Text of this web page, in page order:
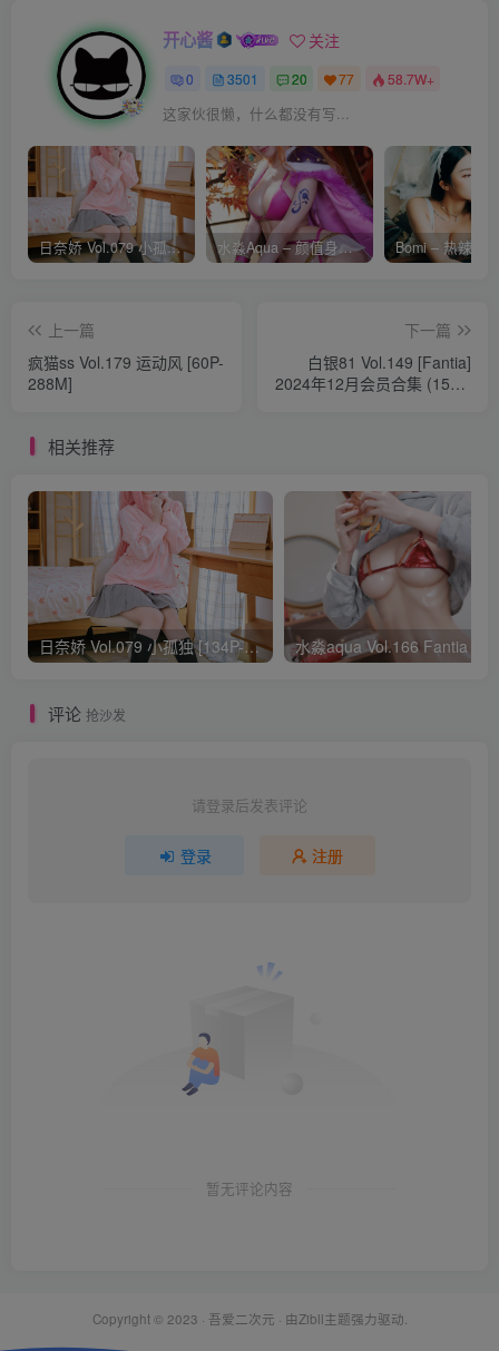
开心酱 关注
0 3501 20 77 58.7W+
这家伙很懒，什么都没有写...
日奈娇 Vol.079 小孤独 [134P-1.84GB] 水淼Aqua – 颜值身材双在线 火爆日本 Cos写真作品合集
上一篇
疯猫ss Vol.179 运动风 [60P-
288M]
下一篇
白银81 Vol.149 [Fantia]
2024年12月会员合集 (15套)
相关推荐
日奈娇 Vol.079 小孤独 [134P-1.84GB]
评论 抢沙发
请登录后发表评论
登录 注册
暂无评论内容
Copyright © 2023 · 吾爱二次元 · 由Zibll主题强力驱动.